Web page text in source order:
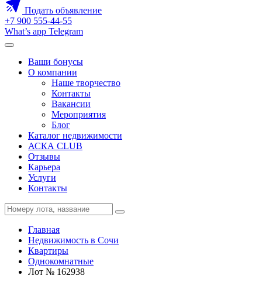
Подать объявление
+7 900 555-44-55
What’s app Telegram
Ваши бонусы
О компании
Наше творчество
Контакты
Вакансии
Мероприятия
Блог
Каталог недвижимости
АСКА CLUB
Отзывы
Карьера
Услуги
Контакты
Главная
Недвижимость в Сочи
Квартиры
Однокомнатные
Лот № 162938